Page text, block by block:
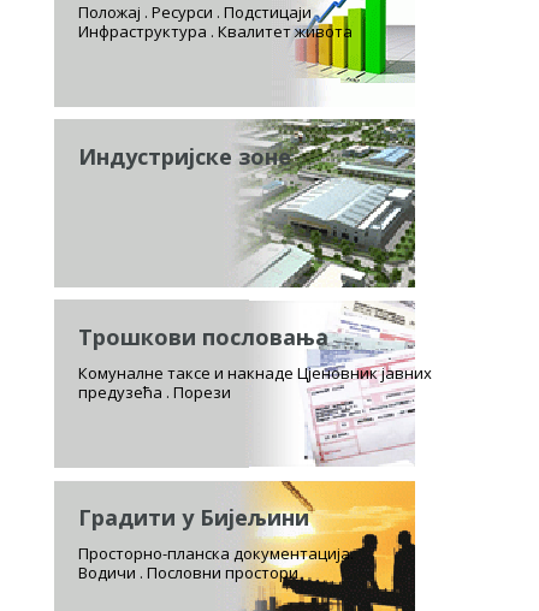
Положај . Ресурси . Подстицаји
Инфраструктура . Квалитет живота
Индустријске зоне
Трошкови пословања
Комуналне таксе и накнаде Цјеновник јавних
предузећа . Порези
Градити у Бијељини
Просторно-планска документација.
Водичи . Пословни простори